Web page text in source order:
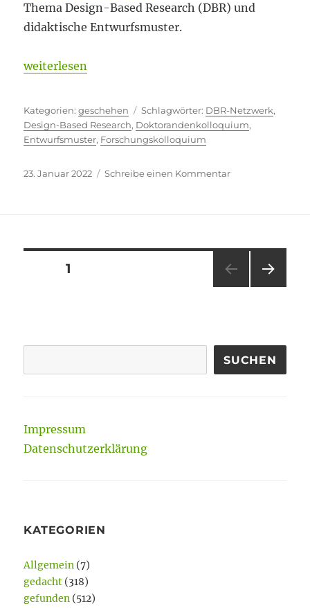
Thema Design-Based Research (DBR) und
didaktische Entwurfsmuster.
„Kleine Inseln im Meer“
weiterlesen
Kategorien
geschehen Schlagwörter
DBR-Netzwerk,
Design-Based Research, Doktorandenkolloquium,
Entwurfsmuster, Forschungskolloquium
Veröffentlicht
23. Januar 2022 Schreibe einen Kommentarzu
Seitennummerierung
SEITE1
SUCHEN
Impressum
Datenschutzerklärung
KATEGORIEN
Allgemein (7)
gedacht (318)
gefunden (512)